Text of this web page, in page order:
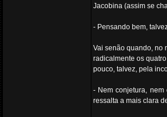
Jacobina (assim se
- Pensando bem,
Vai senão quando, no
radicalmente os
pouco, talvez, pela
- Nem conjetura,
ressalta a mais clara